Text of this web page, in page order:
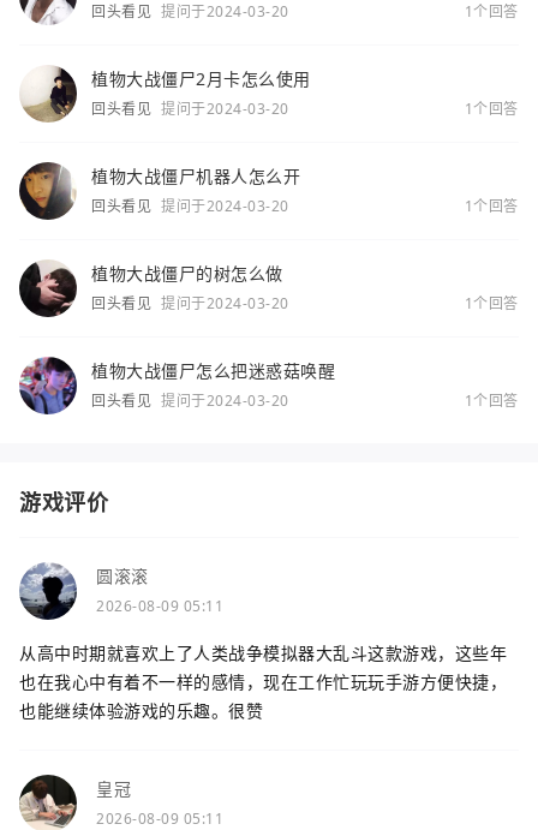
回头看见 提问于2024-03-20 1个回答
植物大战僵尸2月卡怎么使用
回头看见 提问于2024-03-20 1个回答
植物大战僵尸机器人怎么开
回头看见 提问于2024-03-20 1个回答
植物大战僵尸的树怎么做
回头看见 提问于2024-03-20 1个回答
植物大战僵尸怎么把迷惑菇唤醒
回头看见 提问于2024-03-20 1个回答
游戏评价
圆滚滚
2026-08-09 05:11
从高中时期就喜欢上了人类战争模拟器大乱斗这款游戏，这些年
也在我心中有着不一样的感情，现在工作忙玩玩手游方便快捷，
也能继续体验游戏的乐趣。很赞
皇冠
2026-08-09 05:11